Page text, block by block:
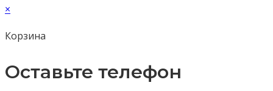
×
Корзина
Оставьте телефон